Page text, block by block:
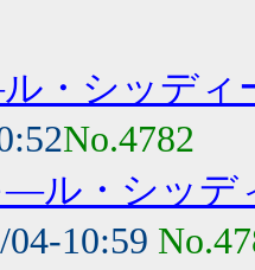
・シッデ
No.4782
―ル・シッデ
04-10:59